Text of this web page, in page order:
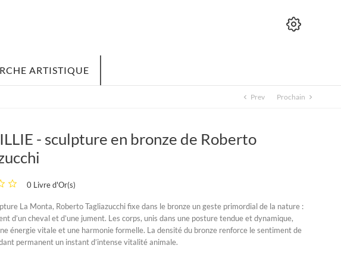
ARTISTIQUE
chevron_left Prev Prochain chevron_right
- sculpture en bronze de Roberto
0 Livre d'Or(s)
La Monta, Roberto Tagliazucchi fixe dans le bronze un geste primordial de la nature :
d’un cheval et d’une jument. Les corps, unis dans une posture tendue et dynamique,
énergie vitale et une harmonie formelle. La densité du bronze renforce le sentiment de
permanent un instant d’intense vitalité animale.